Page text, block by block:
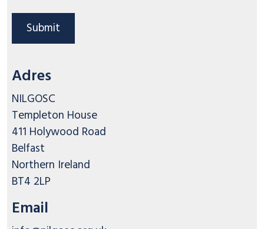
Adres
NILGOSC
Templeton House
411 Holywood Road
Belfast
Northern Ireland
BT4 2LP
Email